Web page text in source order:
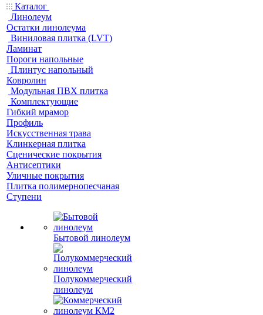
Каталог
Линолеум
Остатки линолеума
Виниловая плитка (LVT)
Ламинат
Пороги напольные
Плинтус напольный
Ковролин
Модульная ПВХ плитка
Комплектующие
Гибкий мрамор
Профиль
Искусственная трава
Клинкерная плитка
Сценические покрытия
Антисептики
Уличные покрытия
Плитка полимернопесчаная
Ступени
Бытовой линолеум
Полукоммерческий
линолеум